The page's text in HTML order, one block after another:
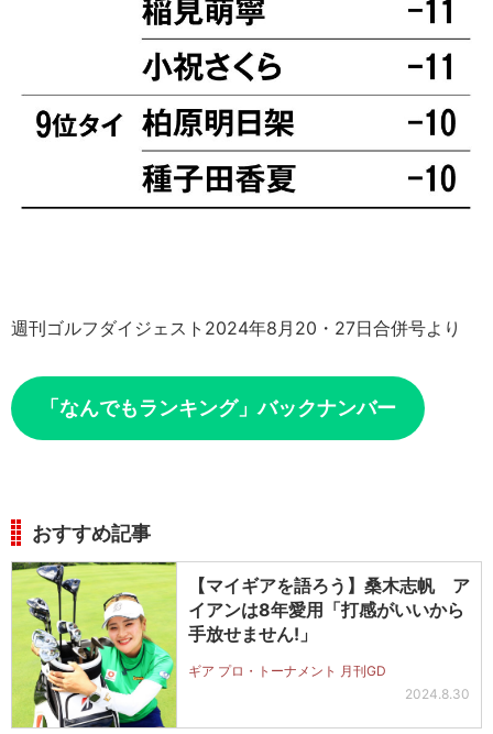
週刊ゴルフダイジェスト2024年8月20・27日合併号より
「なんでもランキング」バックナンバー
おすすめ記事
【マイギアを語ろう】桑木志帆 ア
イアンは8年愛用「打感がいいから
手放せません!」
ギア プロ・トーナメント 月刊GD
2024.8.30